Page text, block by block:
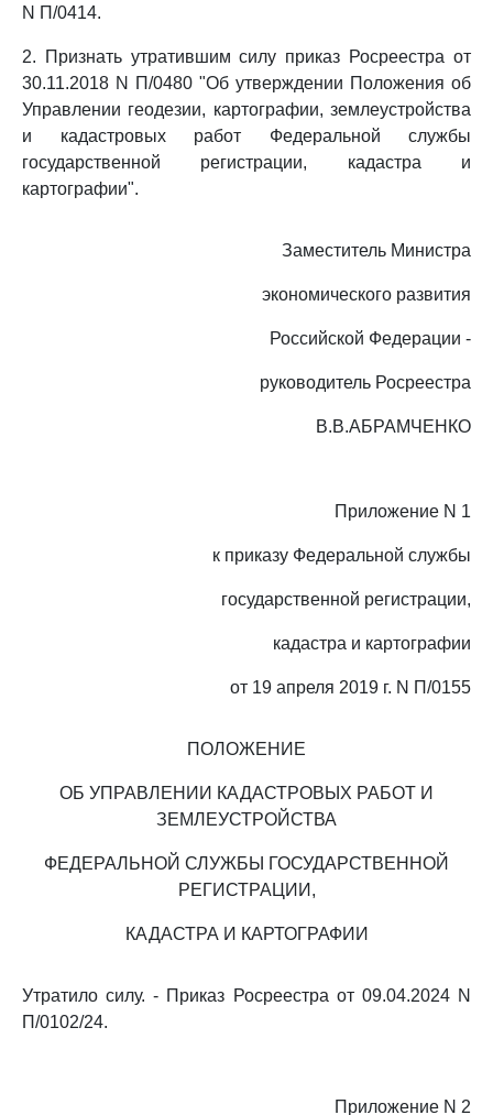
N П/0414.
2. Признать утратившим силу приказ Росреестра от
30.11.2018 N П/0480 "Об утверждении Положения об
Управлении геодезии, картографии, землеустройства
и кадастровых работ Федеральной службы
государственной регистрации, кадастра и
картографии".
Заместитель Министра
экономического развития
Российской Федерации -
руководитель Росреестра
В.В.АБРАМЧЕНКО
Приложение N 1
к приказу Федеральной службы
государственной регистрации,
кадастра и картографии
от 19 апреля 2019 г. N П/0155
ПОЛОЖЕНИЕ
ОБ УПРАВЛЕНИИ КАДАСТРОВЫХ РАБОТ И
ЗЕМЛЕУСТРОЙСТВА
ФЕДЕРАЛЬНОЙ СЛУЖБЫ ГОСУДАРСТВЕННОЙ
РЕГИСТРАЦИИ,
КАДАСТРА И КАРТОГРАФИИ
Утратило силу. - Приказ Росреестра от 09.04.2024 N
П/0102/24.
Приложение N 2